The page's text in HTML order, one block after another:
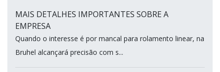
MAIS DETALHES IMPORTANTES SOBRE A
EMPRESA
Quando o interesse é por mancal para rolamento linear, na
Bruhel alcançará precisão com s...